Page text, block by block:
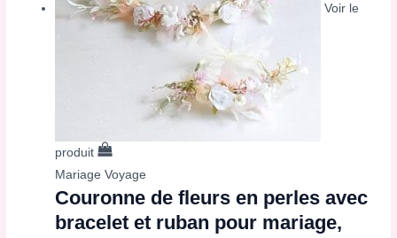
Voir le
produit
Mariage Voyage
Couronne de fleurs en perles avec
bracelet et ruban pour mariage,